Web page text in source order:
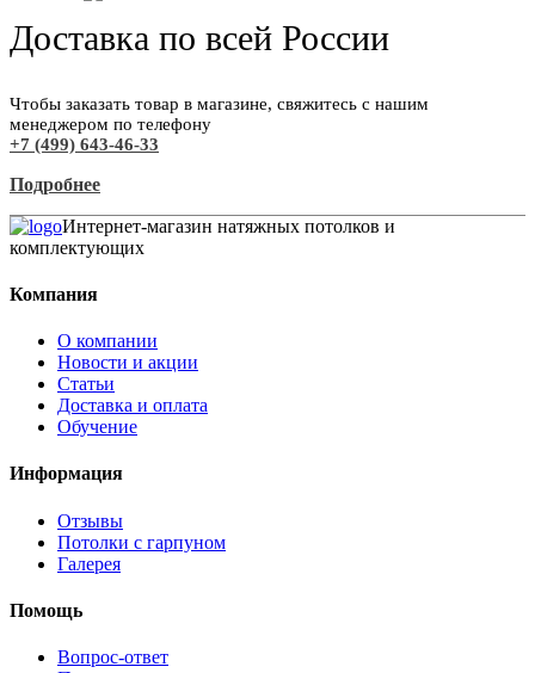
Доставка по всей России
Чтобы заказать товар в магазине, свяжитесь с нашим
менеджером по телефону
+7 (499) 643-46-33
Подробнее
Интернет-магазин натяжных потолков и
комплектующих
Компания
О компании
Новости и акции
Статьи
Доставка и оплата
Обучение
Информация
Отзывы
Потолки с гарпуном
Галерея
Помощь
Вопрос-ответ